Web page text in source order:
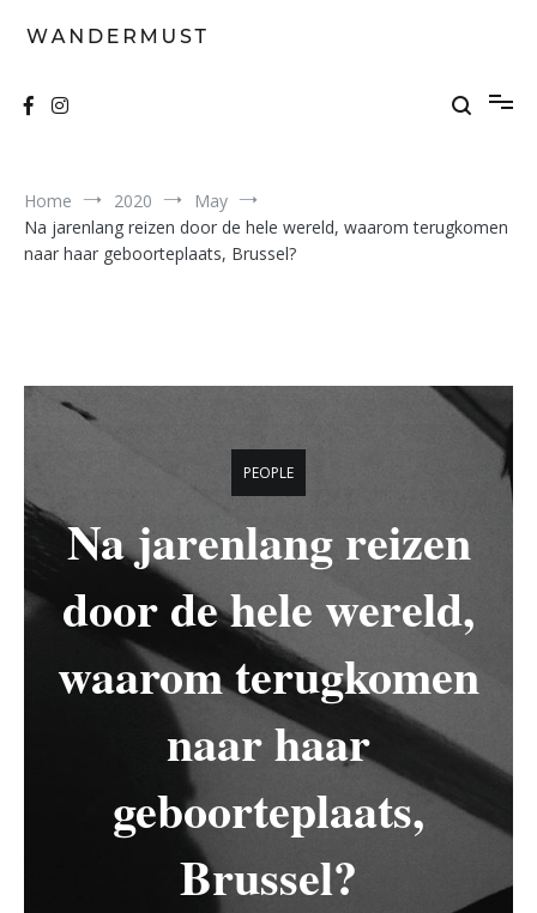
Home 2020
May
Na jarenlang reizen door de hele wereld, waarom terugkomen
naar haar geboorteplaats, Brussel?
PEOPLE
Na jarenlang reizen
door de hele wereld,
waarom terugkomen
naar haar
geboorteplaats,
Brussel?